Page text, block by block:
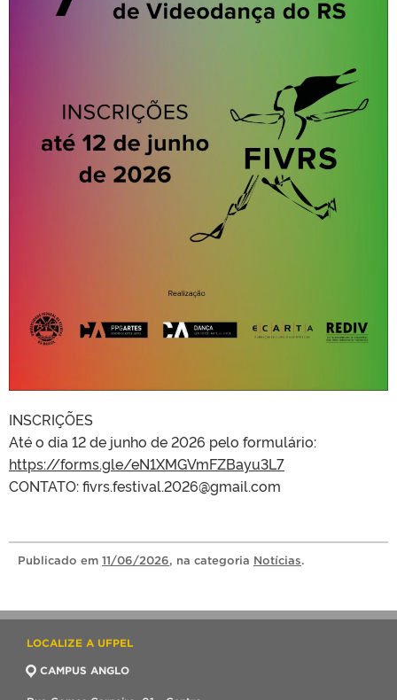
INSCRIÇÕES
Até o dia 12 de junho de 2026 pelo formulário:
https://forms.gle/eN1XMGVmFZBayu3L7
CONTATO: fivrs.festival.2026@gmail.com
Publicado em 11/06/2026, na categoria Notícias.
LOCALIZE A UFPEL
CAMPUS ANGLO